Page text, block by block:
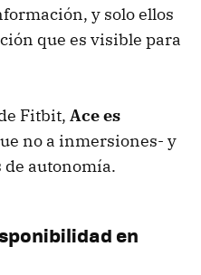
y solo ellos
que es visible para
Fitbit, Ace es
no a inmersiones- y
autonomía.
en